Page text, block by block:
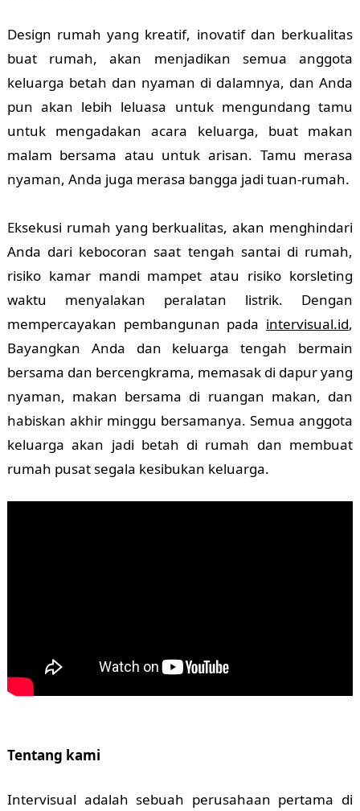
Design rumah yang kreatif, inovatif dan berkualitas
buat rumah, akan menjadikan semua anggota
keluarga betah dan nyaman di dalamnya, dan Anda
pun akan lebih leluasa untuk mengundang tamu
untuk mengadakan acara keluarga, buat makan
malam bersama atau untuk arisan. Tamu merasa
nyaman, Anda juga merasa bangga jadi tuan-rumah.
Eksekusi rumah yang berkualitas, akan menghindari
Anda dari kebocoran saat tengah santai di rumah,
risiko kamar mandi mampet atau risiko korsleting
waktu menyalakan peralatan listrik. Dengan
mempercayakan pembangunan pada intervisual.id,
Bayangkan Anda dan keluarga tengah bermain
bersama dan bercengkrama, memasak di dapur yang
nyaman, makan bersama di ruangan makan, dan
habiskan akhir minggu bersamanya. Semua anggota
keluarga akan jadi betah di rumah dan membuat
rumah pusat segala kesibukan keluarga.
Tentang kami
Intervisual adalah sebuah perusahaan pertama di